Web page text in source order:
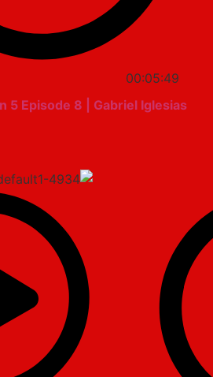
00:05:49
5 Episode 8 | Gabriel Iglesias